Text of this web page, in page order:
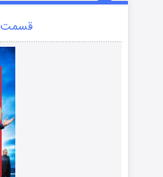
قسمت